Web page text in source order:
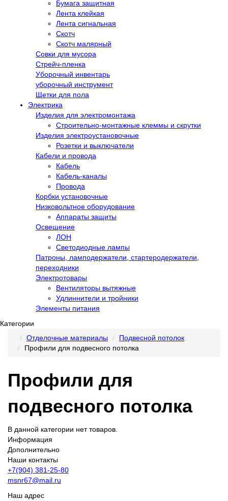
Бумага защитная
Лента клейкая
Лента сигнальная
Скотч
Скотч малярный
Совки для мусора
Стрейч-пленка
Уборочный инвентарь
уборочный инструмент
Щетки для пола
Электрика
Изделия для электромонтажа
Строительно-монтажные клеммы и скрутки
Изделия электроустановочные
Розетки и выключатели
Кабели и провода
Кабель
Кабель-каналы
Провода
Корбки установочные
Низковольтное оборудование
Аппараты защиты
Освещение
ЛОН
Светодиодные лампы
Патроны, ламподержатели, стартеродержатели,
переходники
Электротовары
Вентиляторы вытяжные
Удлиннители и тройники
Элементы питания
Категории
Отделочные материалы
Подвесной потолок
Профили для подвесного потолка
Профили для
подвесного потолка
В данной категории нет товаров.
Информация
Дополнительно
Наши контакты
+7(904) 381-25-80
msnr67@mail.ru
Наш адрес